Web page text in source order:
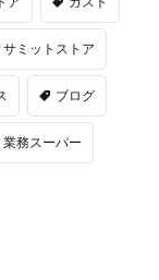
サミットストア
ブログ
業務スーパー